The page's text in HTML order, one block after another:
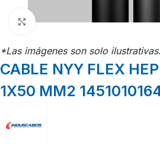
Click para agrandar
*Las imágenes son solo ilustrativas.
CABLE NYY FLEX
1X50 MM2